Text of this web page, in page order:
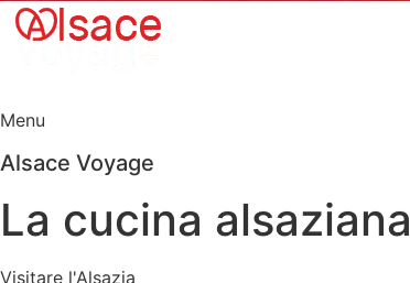
Menu
Alsace Voyage
La cucina alsaziana
Visitare l'Alsazia